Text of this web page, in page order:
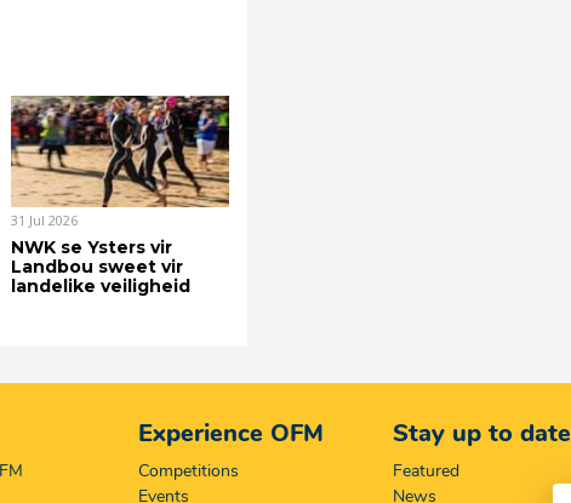
31 Jul 2026
NWK se Ysters vir
Landbou sweet vir
landelike veiligheid
Experience OFM
Competitions
Events
Stay up to date
Featured
News